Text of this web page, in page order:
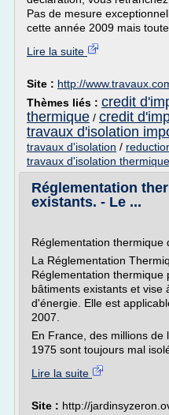
Pas de mesure
cette année 2009 mais
Lire la suite
Site : http://
Thèmes liés : credit
thermique / credit
travaux d'isolation
travaux d'isolation /
travaux d'isolation thermique
Réglementation
existants. - Le ...
Réglementation thermique
La Réglementation
Réglementation thermique
bâtiments existants et vise
d'énergie. Elle est
2007.
En France, des millions
1975 sont toujours mal
Lire la suite
Site : http://